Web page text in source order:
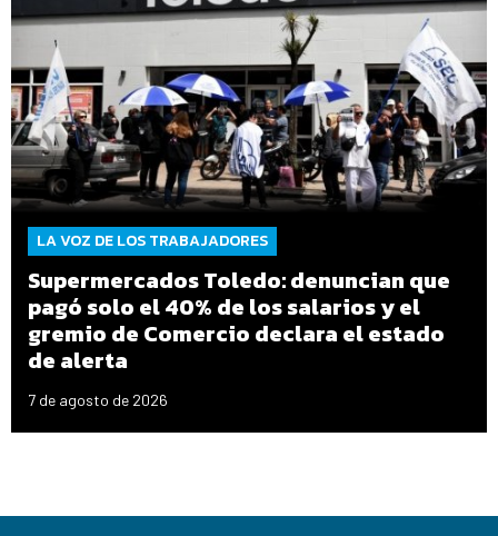
LA VOZ DE LOS TRABAJADORES
Supermercados Toledo: denuncian que
pagó solo el 40% de los salarios y el
gremio de Comercio declara el estado
de alerta
7 de agosto de 2026